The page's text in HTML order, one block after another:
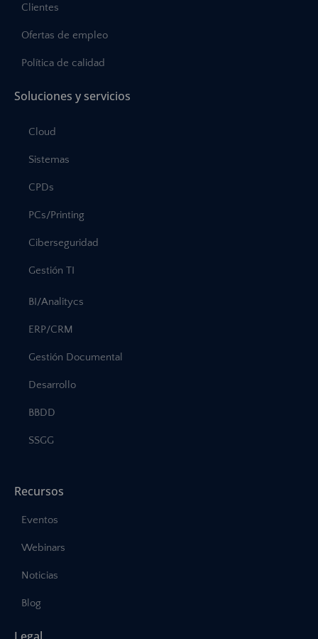
Clientes
Ofertas de empleo
Política de calidad
Soluciones y servicios
Cloud
Sistemas
CPDs
PCs/Printing
Ciberseguridad
Gestión TI
BI/Analitycs
ERP/CRM
Gestión Documental
Desarrollo
BBDD
SSGG
Recursos
Eventos
Webinars
Noticias
Blog